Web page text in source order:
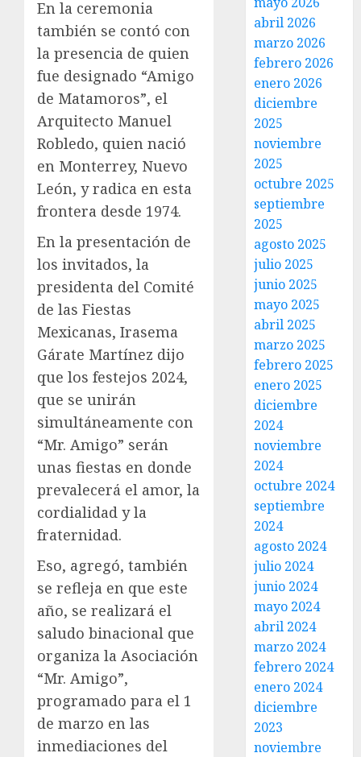
En la ceremonia
también se contó con
la presencia de quien
fue designado “Amigo
de Matamoros”, el
Arquitecto Manuel
Robledo, quien nació
en Monterrey, Nuevo
León, y radica en esta
frontera desde 1974.
En la presentación de
los invitados, la
presidenta del Comité
de las Fiestas
Mexicanas, Irasema
Gárate Martínez dijo
que los festejos 2024,
que se unirán
simultáneamente con
“Mr. Amigo” serán
unas fiestas en donde
prevalecerá el amor, la
cordialidad y la
fraternidad.
Eso, agregó, también
se refleja en que este
año, se realizará el
saludo binacional que
organiza la Asociación
“Mr. Amigo”,
programado para el 1
de marzo en las
inmediaciones del
abril 2026
marzo 2026
febrero 2026
enero 2026
diciembre
2025
noviembre
2025
octubre 2025
septiembre
2025
agosto 2025
julio 2025
junio 2025
mayo 2025
abril 2025
marzo 2025
febrero 2025
enero 2025
diciembre
2024
noviembre
2024
octubre 2024
septiembre
2024
agosto 2024
julio 2024
junio 2024
mayo 2024
abril 2024
marzo 2024
febrero 2024
enero 2024
diciembre
2023
noviembre